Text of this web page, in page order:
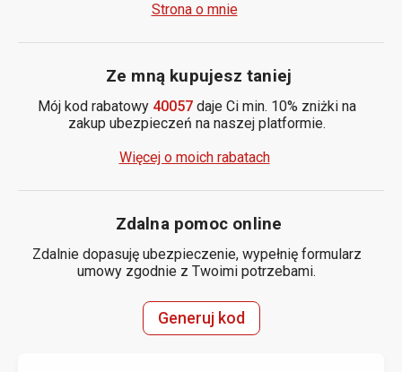
Strona o mnie
Ze mną kupujesz taniej
Mój kod rabatowy 40057daje Ci min. 10% zniżki na
zakup ubezpieczeń na naszej platformie.
Więcej o moich rabatach
Zdalna pomoc online
Zdalnie dopasuję ubezpieczenie, wypełnię formularz
umowy zgodnie z Twoimi potrzebami.
Generuj kod